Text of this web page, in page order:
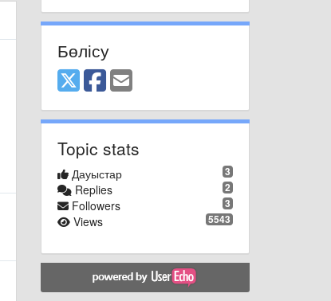
Бөлісу
Topic stats
3
Дауыстар
2
Replies
3
Followers
5543
Views